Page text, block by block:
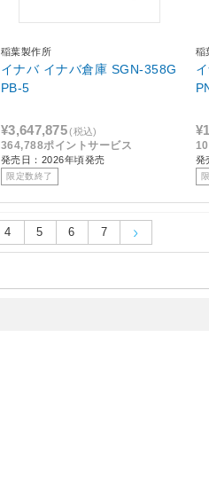
稲葉製作所
イナバ イナバ倉庫 SGN-358G
PB-5
¥3,647,875(税込)
364,788ポイントサービス
発売日：2026年頃発売
限定数終了
稲
発
4 5 6 7